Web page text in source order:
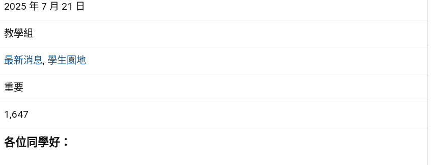
2025 年 7 月 21 日
教學組
最新消息, 學生園地
重要
1,647
各位同學好：